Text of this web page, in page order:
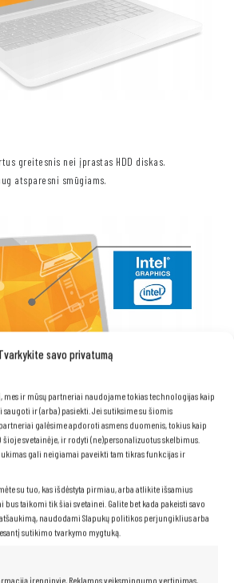
savo privatumą
mes ir mūsų partneriai naudojame tokias technologijas kaip
ir (arba) pasiekti. Jei sutiksime su šiomis
galėsime apdoroti asmens duomenis, tokius kaip
šioje svetainėje, ir rodyti (ne)personalizuotus skelbimus.
gali neigiamai paveikti tam tikras funkcijas ir
su tuo, kas išdėstyta pirmiau, arba atlikite išsamius
taikomi tik šiai svetainei. Galite bet kada pakeisti savo
naudodami Slapukų politikos perjungiklius arba
sutikimo tvarkymo mygtuką.
įrenginyje, Reklamos veiksmingumo vertinimas,
greitesnis nei įprastas HDD diskas.
atsparesni smūgiams.
išskirtinę vaizdo kokybę žaidimams,
peržiūrai. Puikus pasirinkimas vartotojams,
vaizdo patirtį.